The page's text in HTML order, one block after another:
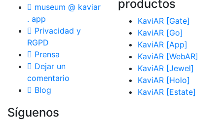
museum @ kaviar
. app
Privacidad y
RGPD
Prensa
Dejar un
comentario
Blog
productos
KaviAR [Gate]
KaviAR [Go]
KaviAR [App]
KaviAR [WebAR]
KaviAR [Jewel]
KaviAR [Holo]
KaviAR [Estate]
Síguenos